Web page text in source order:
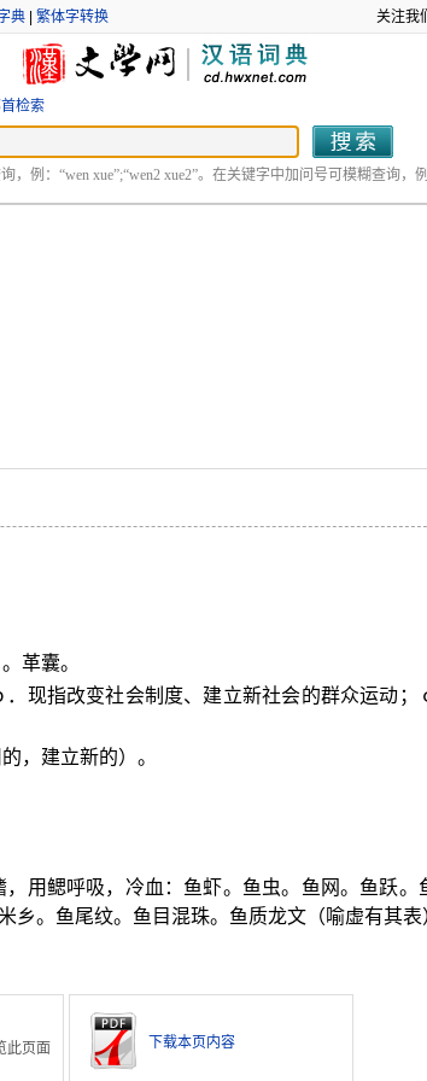
典| 繁体字转换 关注我
检索
，例：“wen xue”;“wen2 xue2”。在关键字中加问号可模糊查询，例
革囊。
现指改变社会制度、建立新社会的群众运动；
，建立新的）。
用鳃呼吸，冷血：鱼虾。鱼虫。鱼网。鱼跃。
。鱼尾纹。鱼目混珠。鱼质龙文（喻虚有其表
此页面
下载本页内容